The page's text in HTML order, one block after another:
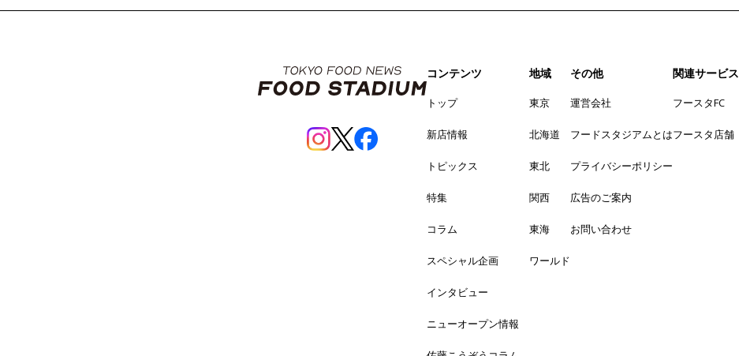
コンテンツ
トップ
新店情報
トピックス
特集
コラム
スペシャル企画
インタビュー
ニューオープン情報
地域
東京
北海道
東北
関西
東海
ワールド
その他
運営会社
フードスタジアムとは
プライバシーポリシー
広告のご案内
お問い合わせ
関連サービス
フースタFC
フースタ店舗